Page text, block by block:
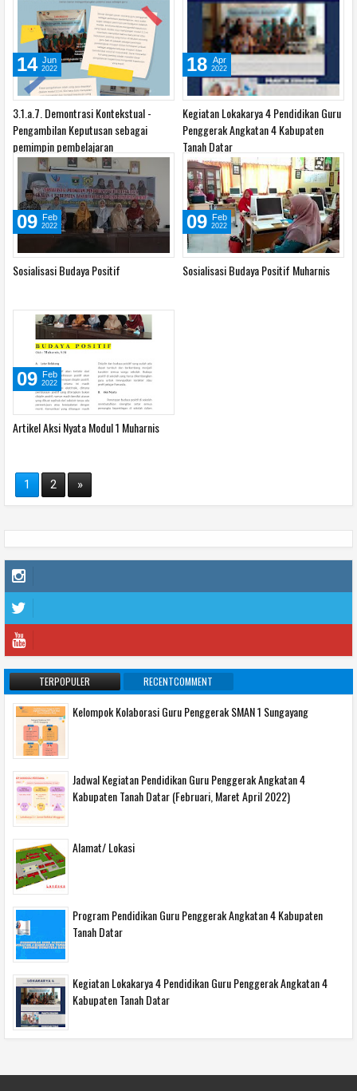
Pengajar Praktik (PP) Angkatan 9
Tahun 2023
3.1.a.7. Demontrasi Kontekstual -
Pengambilan Keputusan sebagai
pemimpin pembelajaran
14 Jun
2022
Kegiatan Lokakarya 4 Pendidikan Guru
Penggerak Angkatan 4 Kabupaten
Tanah Datar
18 Apr
2022
Sosialisasi Budaya Positif
09 Feb
2022
Sosialisasi Budaya Positif Muharnis
09 Feb
2022
Artikel Aksi Nyata Modul 1 Muharnis
09 Feb
2022
1 2 »
TERPOPULER RECENTCOMMENT
Kelompok Kolaborasi Guru Penggerak SMAN 1 Sungayang
Jadwal Kegiatan Pendidikan Guru Penggerak Angkatan 4
Kabupaten Tanah Datar (Februari, Maret April 2022)
Alamat/ Lokasi
Program Pendidikan Guru Penggerak Angkatan 4 Kabupaten
Tanah Datar
Kegiatan Lokakarya 4 Pendidikan Guru Penggerak Angkatan 4
Kabupaten Tanah Datar